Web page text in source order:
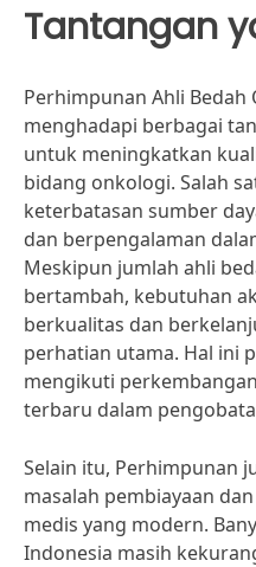
Tantangan
Perhimpunan Ahli
menghadapi berbagai
untuk meningkatkan
bidang onkologi. Salah
keterbatasan sumber
dan berpengalaman
Meskipun jumlah ahli
bertambah, kebutuhan
berkualitas dan
perhatian utama. Hal ini
mengikuti
terbaru dalam
Selain itu, Perhimpunan
masalah pembiayaan
medis yang modern.
Indonesia masih